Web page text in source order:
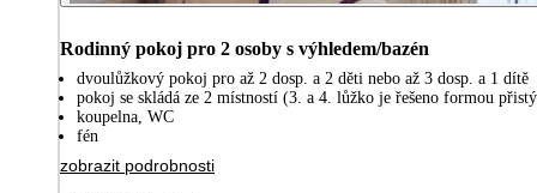
Rodinný pokoj pro 2 osoby s výhledem/bazén
dvoulůžkový pokoj pro až 2 dosp. a 2 děti nebo až 3 dosp. a 1 dítě
pokoj se skládá ze 2 místností (3. a 4. lůžko je řešeno formou
koupelna, WC
fén
zobrazit podrobnosti